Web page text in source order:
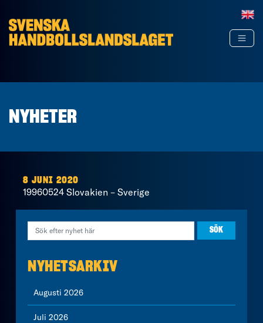
NYHETER
8 JUNI 2020
19960524 Slovakien – Sverige
NYHETSARKIV
Augusti 2026
Juli 2026